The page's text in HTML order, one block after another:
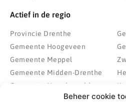
Beheer cookie
Actief in de regio
Provincie Drenthe
Gemeente Hoogeveen
Gemeente Meppel
Gemeente Midden-Drenthe
Gemeente Noordenveld
Gemeente Noordoostpolder